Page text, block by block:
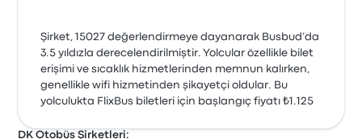
Şirket, 15027 değerlendirmeye dayanarak Busbud’da
3.5 yıldızla derecelendirilmiştir. Yolcular özellikle bilet
erişimi ve sıcaklık hizmetlerinden memnun kalırken,
genellikle wifi hizmetinden şikayetçi oldular. Bu
yolculukta FlixBus biletleri için başlangıç fiyatı ₺1.125
DK Otobüs Şirketleri: